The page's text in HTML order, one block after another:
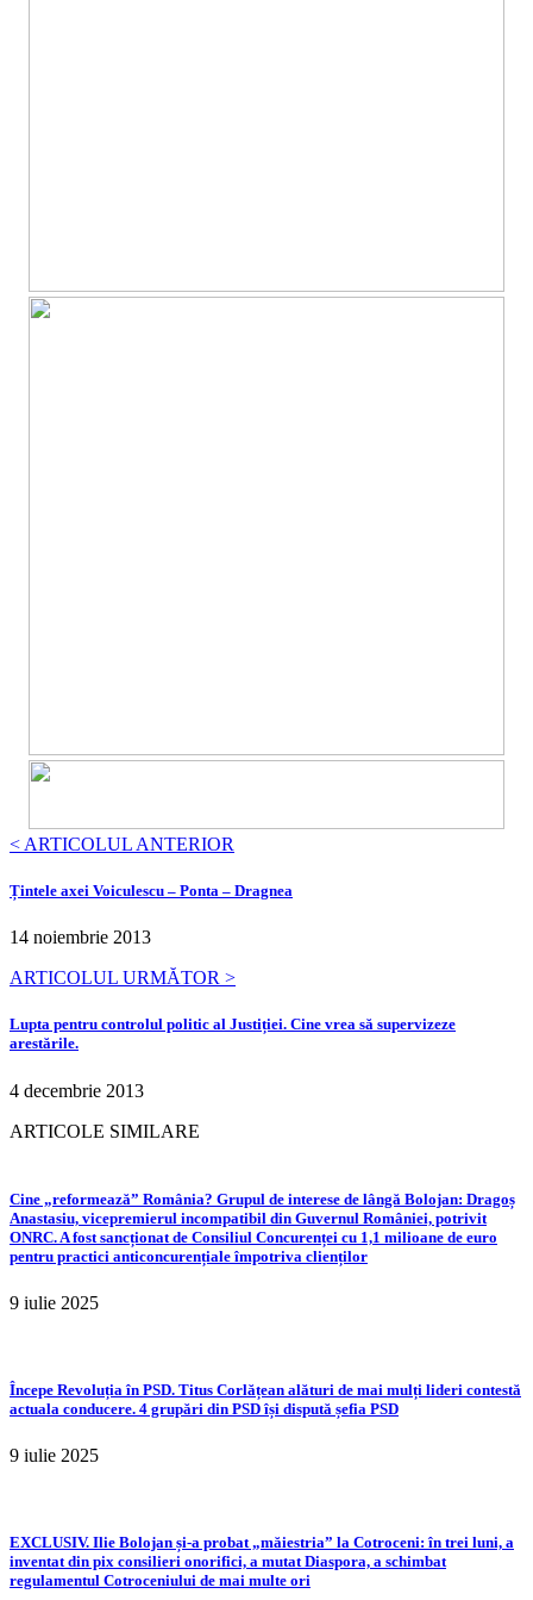
< ARTICOLUL ANTERIOR
Țintele axei Voiculescu – Ponta – Dragnea
14 noiembrie 2013
ARTICOLUL URMĂTOR >
Lupta pentru controlul politic al Justiției. Cine vrea să supervizeze
arestările.
4 decembrie 2013
ARTICOLE SIMILARE
Cine „reformează” România? Grupul de interese de lângă Bolojan: Dragoș
Anastasiu, vicepremierul incompatibil din Guvernul României, potrivit
ONRC. A fost sancționat de Consiliul Concurenței cu 1,1 milioane de euro
pentru practici anticoncurențiale împotriva clienților
9 iulie 2025
Începe Revoluția în PSD. Titus Corlățean alături de mai mulți lideri contestă
actuala conducere. 4 grupări din PSD își dispută șefia PSD
9 iulie 2025
EXCLUSIV. Ilie Bolojan și-a probat „măiestria” la Cotroceni: în trei luni, a
inventat din pix consilieri onorifici, a mutat Diaspora, a schimbat
regulamentul Cotroceniului de mai multe ori